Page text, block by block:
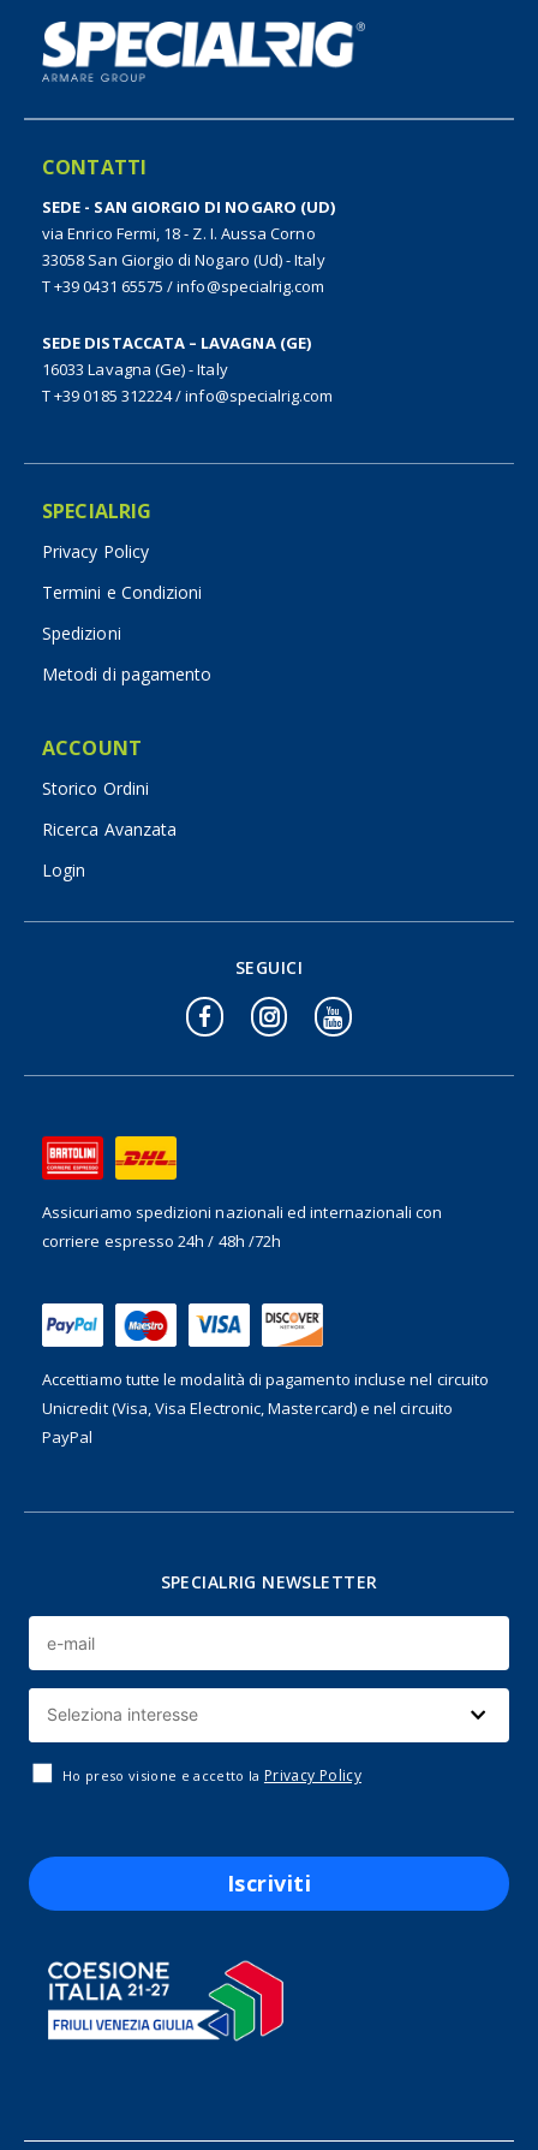
CONTATTI
SEDE - SAN GIORGIO DI NOGARO (UD)
via Enrico Fermi, 18 - Z. I. Aussa Corno
33058 San Giorgio di Nogaro (Ud) - Italy
T +39 0431 65575 /info@specialrig.com
SEDE DISTACCATA – LAVAGNA (GE)
16033 Lavagna (Ge) - Italy
T +39 0185 312224/info@specialrig.com
SPECIALRIG
Privacy Policy
Termini e Condizioni
Spedizioni
Metodi di pagamento
ACCOUNT
Storico Ordini
Ricerca Avanzata
Login
Assicuriamo spedizioni nazionali ed internazionalicon
corriere espresso 24h / 48h /72h
Accettiamo tutte le modalità di pagamento incluse nel circuito
Unicredit (Visa, Visa Electronic, Mastercard) e nel circuito
PayPal
SEGUICI
SPECIALRIG NEWSLETTER
Ho preso visione e accetto la Privacy Policy
Iscriviti